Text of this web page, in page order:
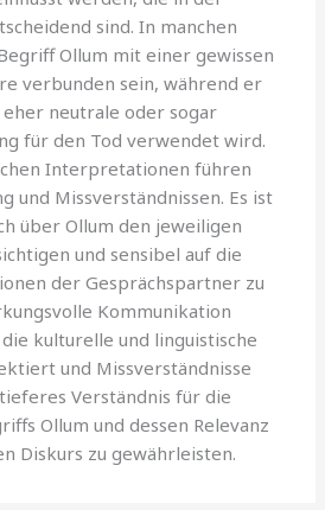
sind. In manchen
Ollum mit einer gewissen
verbunden sein, während er
neutrale oder sogar
für den Tod verwendet wird.
Interpretationen führen
und Missverständnissen. Es ist
über Ollum den jeweiligen
und sensibel auf die
der Gesprächspartner zu
Kommunikation
kulturelle und linguistische
und Missverständnisse
Verständnis für die
Ollum und dessen Relevanz
Diskurs zu gewährleisten.